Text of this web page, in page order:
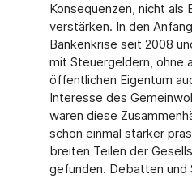
Konsequenzen, nicht als
verstärken. In den
Bankenkrise seit 2008
mit Steuergeldern, ohne
öffentlichen Eigentum
Interesse des
waren diese
schon einmal stärker
breiten Teilen der
gefunden. Debatten und